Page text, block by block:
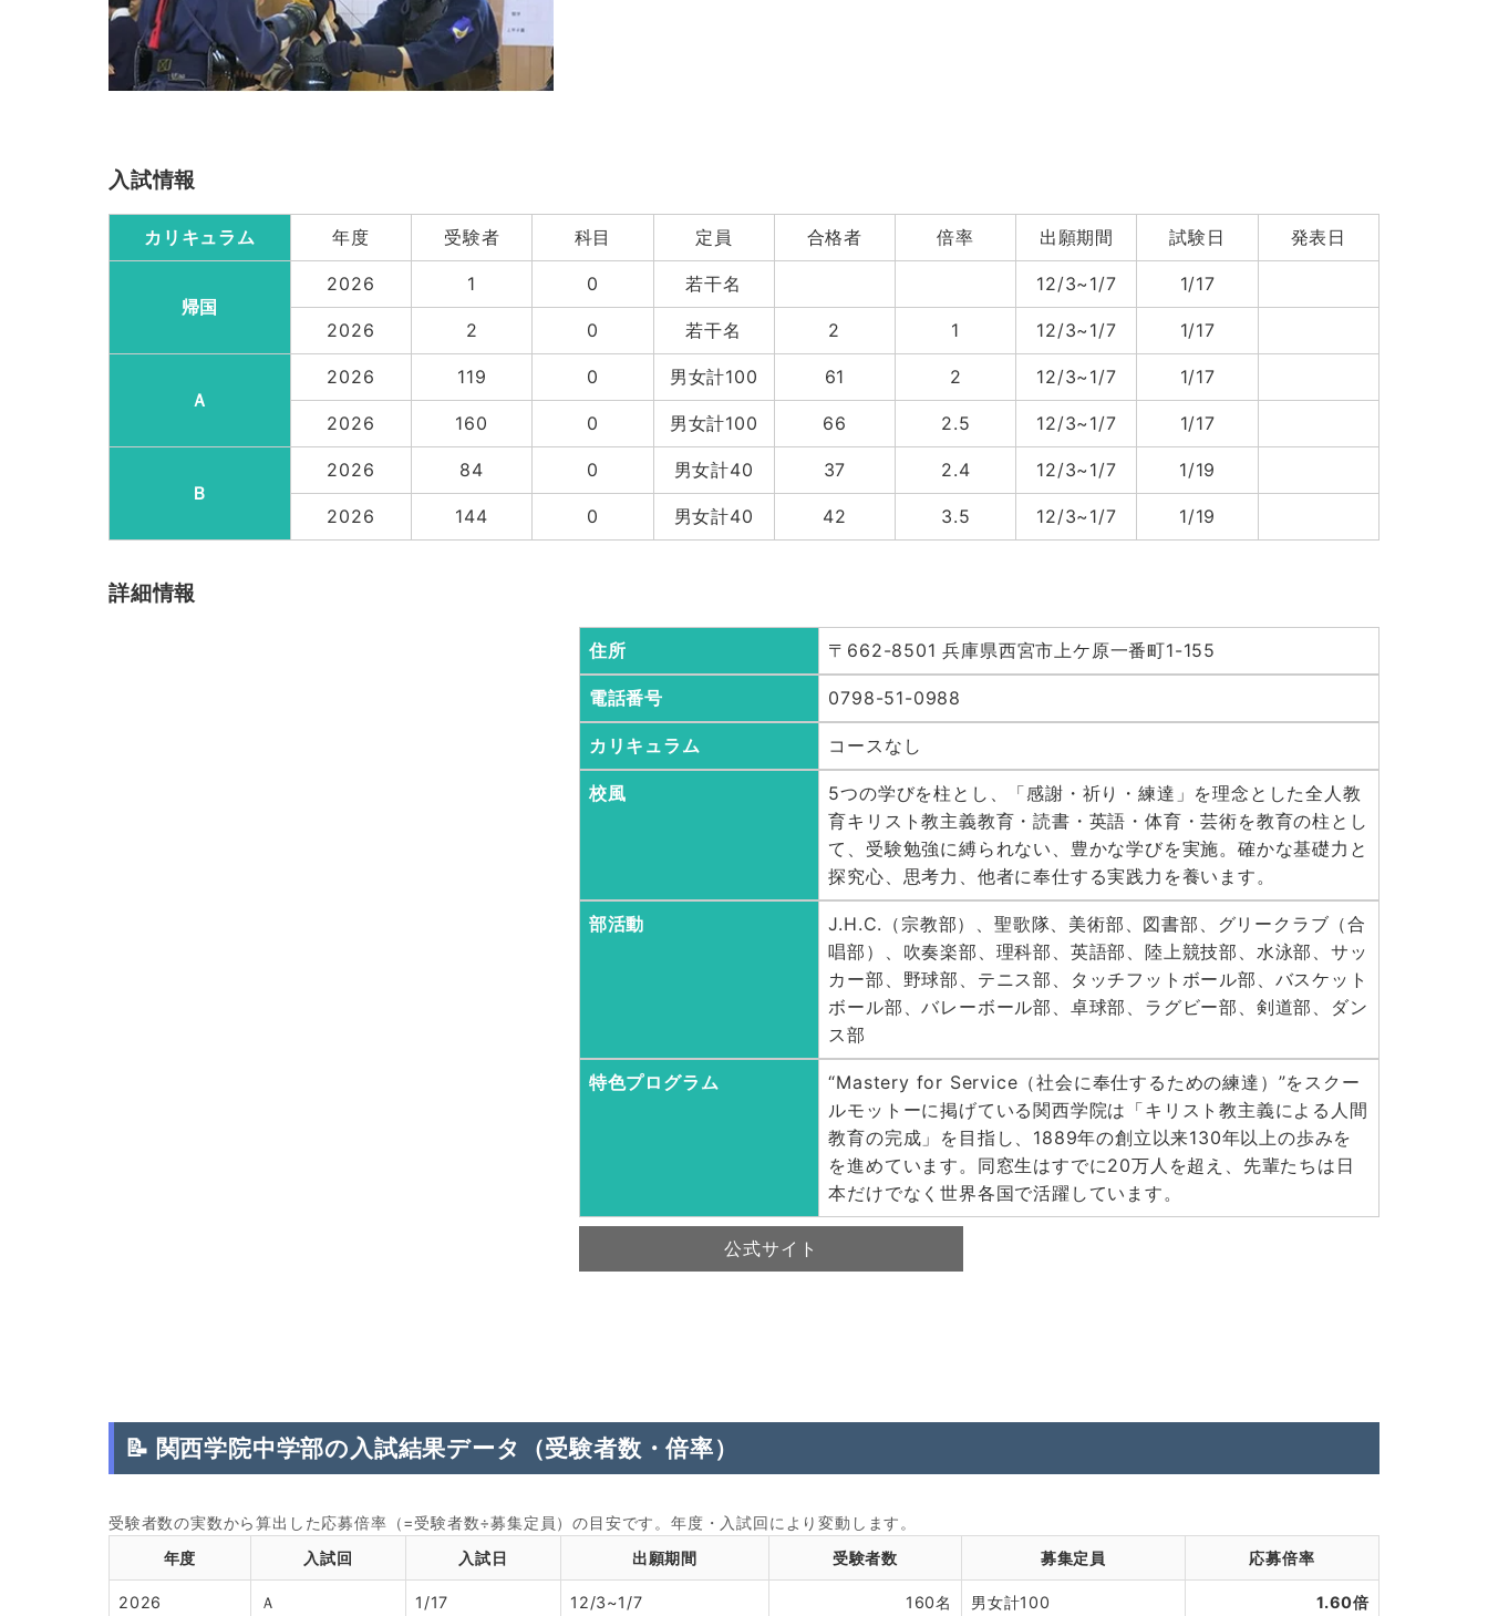
入試情報
カリキュラム 年度 受験者 科目 定員 合格者 倍率 出願期間 試験日 発表日
帰国
2026 1 0 若干名 12/3~1/7 1/17
2026 2 0 若干名 2 1 12/3~1/7 1/17
Ａ
2026 119 0 男女計100 61 2 12/3~1/7 1/17
2026 160 0 男女計100 66 2.5 12/3~1/7 1/17
Ｂ
2026 84 0 男女計40 37 2.4 12/3~1/7 1/19
2026 144 0 男女計40 42 3.5 12/3~1/7 1/19
詳細情報
住所 〒662-8501 兵庫県西宮市上ケ原一番町1-155
電話番号 0798-51-0988
カリキュラム コースなし
校風
5つの学びを柱とし、「感謝・祈り・練達」を理念とした全人教
育キリスト教主義教育・読書・英語・体育・芸術を教育の柱とし
て、受験勉強に縛られない、豊かな学びを実施。確かな基礎力と
探究心、思考力、他者に奉仕する実践力を養います。
部活動
J.H.C.（宗教部）、聖歌隊、美術部、図書部、グリークラブ（合
唱部）、吹奏楽部、理科部、英語部、陸上競技部、水泳部、サッ
カー部、野球部、テニス部、タッチフットボール部、バスケット
ボール部、バレーボール部、卓球部、ラグビー部、剣道部、ダン
ス部
特色プログラム
“Mastery for Service（社会に奉仕するための練達）”をスクー
ルモットーに掲げている関西学院は「キリスト教主義による人間
教育の完成」を目指し、1889年の創立以来130年以上の歩みを
を進めています。同窓生はすでに20万人を超え、先輩たちは日
本だけでなく世界各国で活躍しています。
公式サイト
📝 関西学院中学部の入試結果データ（受験者数・倍率）
受験者数の実数から算出した応募倍率（=受験者数÷募集定員）の目安です。年度・入試回により変動します。
年度
入試回 入試日 出願期間 受験者数 募集定員 応募倍率
2026 Ａ 1/17 12/3~1/7 160名 男女計100 1.60倍